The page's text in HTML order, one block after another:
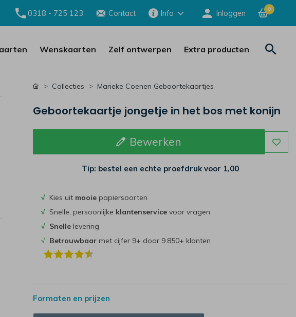
0318 - 725 123 Contact Info Inloggen 0
Wenskaarten Zelf ontwerpen Extra producten
Collecties Marieke Coenen Geboortekaartjes
Geboortekaartje jongetje in het bos met konijn
Bewerken
Tip: bestel een echte proefdruk voor 1,00
√Kies uit mooie papiersoorten
√Snelle, persoonlijke klantenservicevoor vragen
√ Snellelevering
√ Betrouwbaarmet cijfer 9+ door 9.850+ klanten
Formaten en prijzen